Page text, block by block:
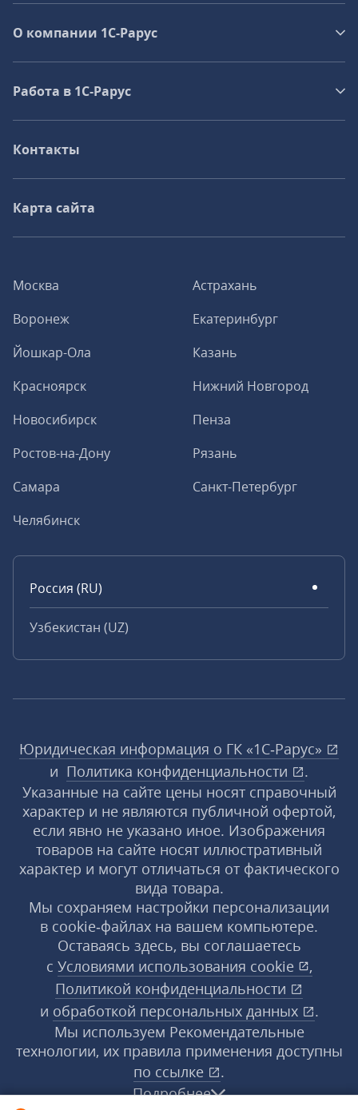
Москва
Астрахань
Воронеж
Екатеринбург
Йошкар-Ола
Казань
Красноярск
Нижний Новгород
Новосибирск
Пенза
Ростов-на-Дону
Рязань
Самара
Санкт-Петербург
Челябинск
Россия (RU)
Узбекистан (UZ)
О компании 1C-Рарус
Работа в 1С‑Рарус
Контакты
Карта сайта
Юридическая информация о ГК «1С‑Рарус»
и Политика конфиденциальности
.
Указанные на сайте цены носят справочный
характер и не являются публичной офертой,
если явно не указано иное. Изображения
товаров на сайте носят иллюстративный
характер и могут отличаться от фактического
вида товара.
Мы сохраняем настройки персонализации
в cookie‑файлах на вашем компьютере.
Оставаясь здесь, вы соглашаетесь
с Условиями использования cookie
,
Политикой конфиденциальности
и обработкой персональных данных
.
Мы используем Рекомендательные
технологии, их правила применения доступны
по ссылке
.
Подробнее